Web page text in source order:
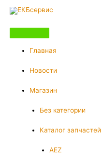
Перейти
содержимому
Главная
Новости
Магазин
Без категории
Каталог
AEZ